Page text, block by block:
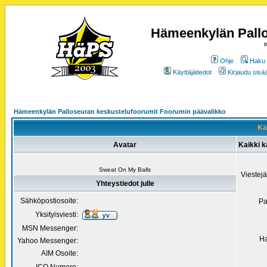
Hämeenkylän
Ohje
Haku
Käyttäjätiedot
Kirjaudu
Hämeenkylän Palloseuran keskustelufoorumit Foorumin päävalikko
Avatar Kaikki
Sweat On My Balls
Yhteystiedot julle
Sähköpostiosoite:
Yksityisviesti:
MSN Messenger:
Yahoo Messenger:
AIM Osoite: